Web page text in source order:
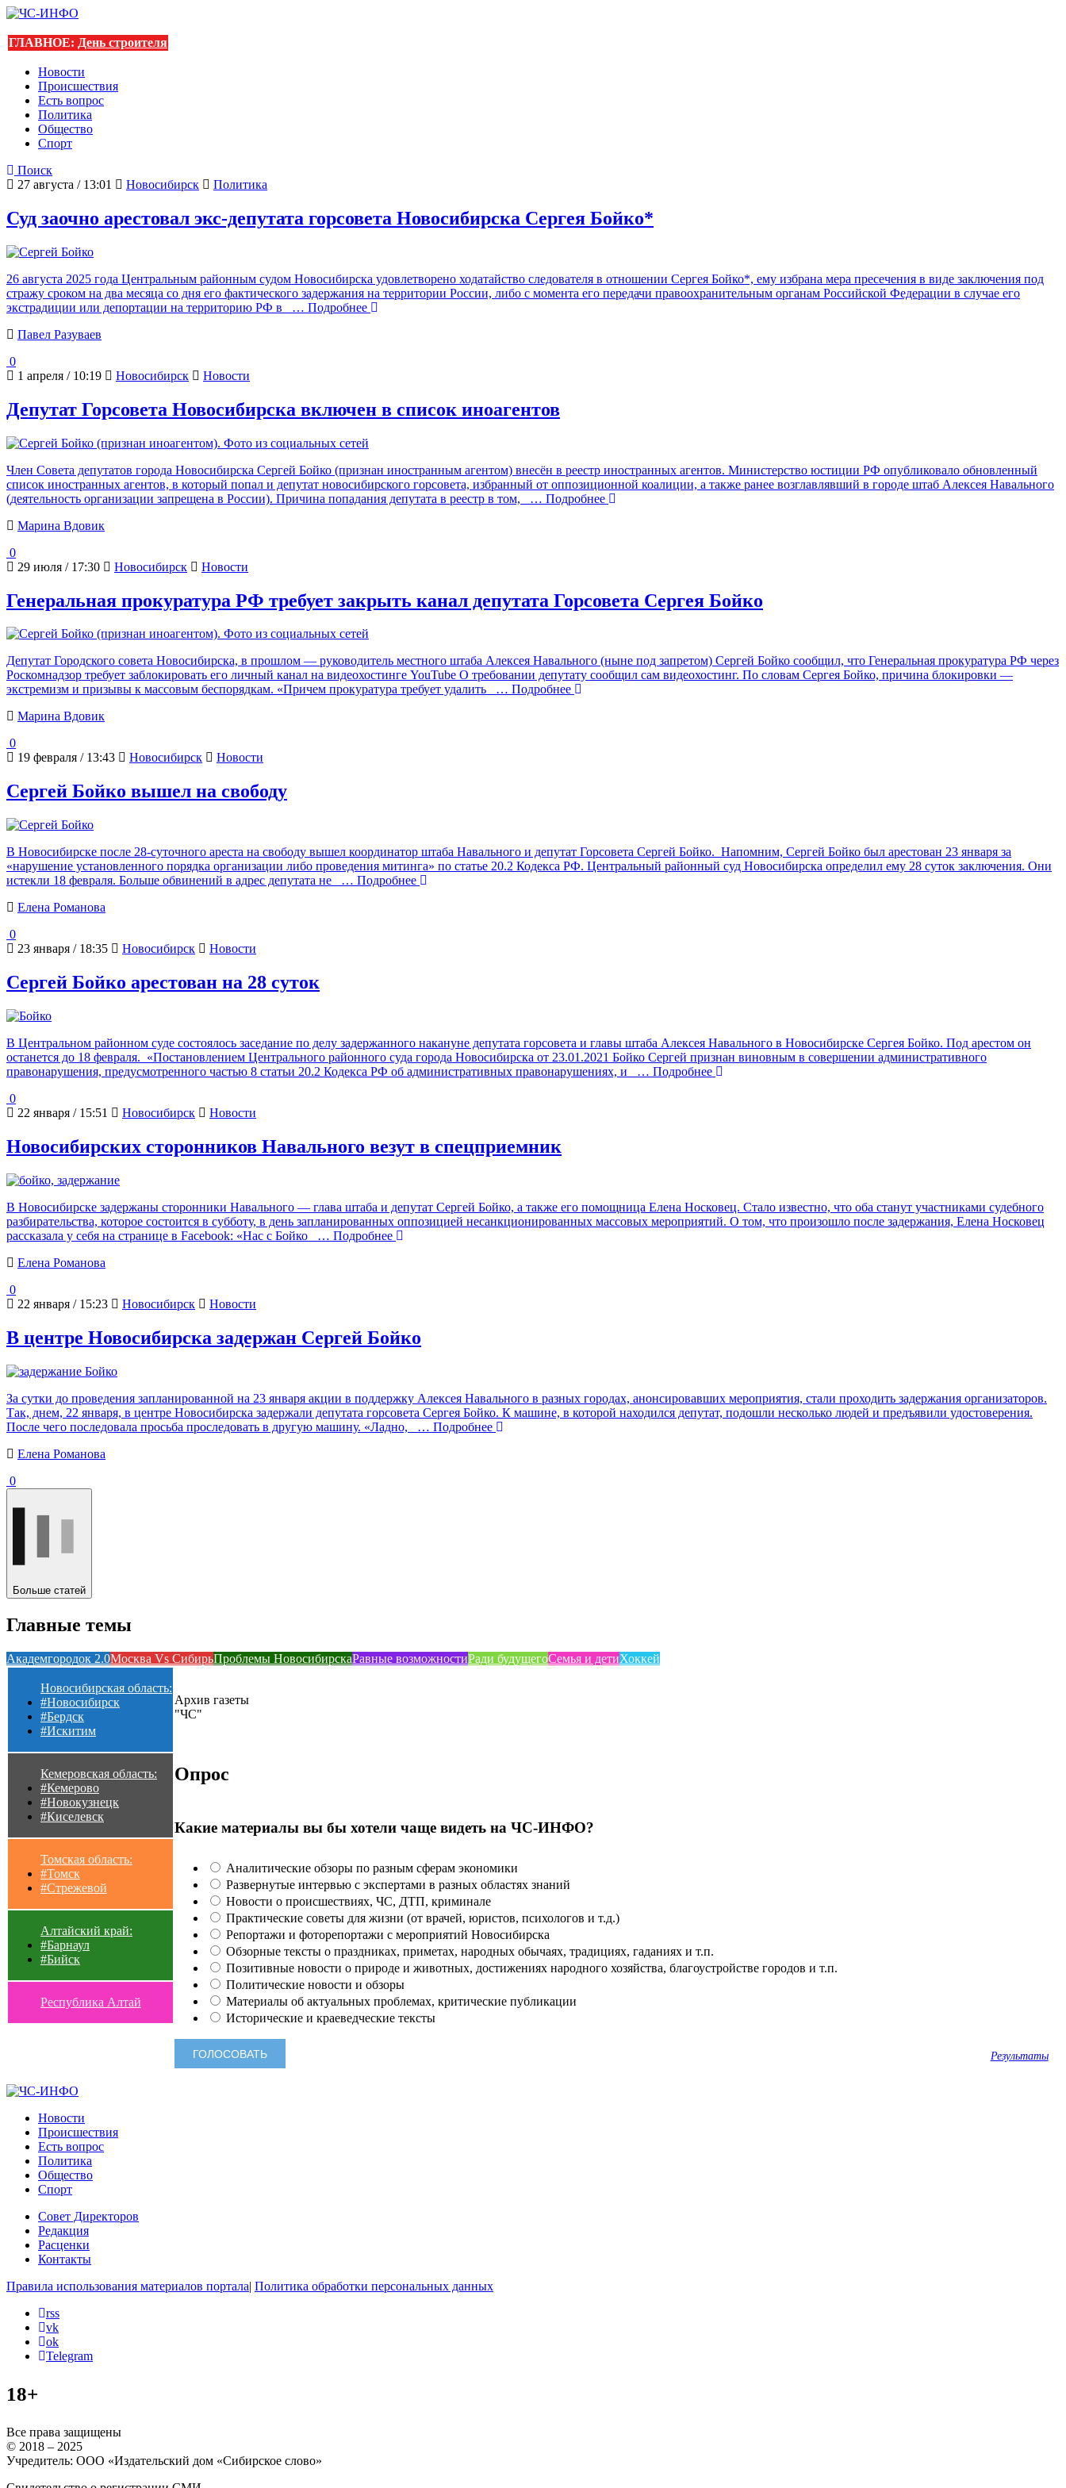
ГЛАВНОЕ: День строителя
Новости
Происшествия
Есть вопрос
Политика
Общество
Спорт
Поиск
27 августа / 13:01
Новосибирск Политика
Суд заочно арестовал экс-депутата горсовета Новосибирска Сергея Бойко*
26 августа 2025 года Центральным районным судом Новосибирска удовлетворено ходатайство следователя в отношении Сергея Бойко*, ему избрана мера пресечения в виде заключения под
стражу сроком на два месяца со дня его фактического задержания на территории России, либо с момента его передачи правоохранительным органам Российской Федерации в случае его
экстрадиции или депортации на территорию РФ в
… Подробнее
Павел Разуваев
0
1 апреля / 10:19
Новосибирск Новости
Депутат Горсовета Новосибирска включен в список иноагентов
Член Совета депутатов города Новосибирска Сергей Бойко (признан иностранным агентом) внесён в реестр иностранных агентов. Министерство юстиции РФ опубликовало обновленный
список иностранных агентов, в который попал и депутат новосибирского горсовета, избранный от оппозиционной коалиции, а также ранее возглавлявший в городе штаб Алексея Навального
(деятельность организации запрещена в России). Причина попадания депутата в реестр в том,
… Подробнее
Марина Вдовик
0
29 июля / 17:30
Новосибирск Новости
Генеральная прокуратура РФ требует закрыть канал депутата Горсовета Сергея Бойко
Депутат Городского совета Новосибирска, в прошлом — руководитель местного штаба Алексея Навального (ныне под запретом) Сергей Бойко сообщил, что Генеральная прокуратура РФ через
Роскомнадзор требует заблокировать его личный канал на видеохостинге YouTube О требовании депутату сообщил сам видеохостинг. По словам Сергея Бойко, причина блокировки —
экстремизм и призывы к массовым беспорядкам. «Причем прокуратура требует удалить
… Подробнее
Марина Вдовик
0
19 февраля / 13:43
Новосибирск Новости
Сергей Бойко вышел на свободу
В Новосибирске после 28-суточного ареста на свободу вышел координатор штаба Навального и депутат Горсовета Сергей Бойко. Напомним, Сергей Бойко был арестован 23 января за
«нарушение установленного порядка организации либо проведения митинга» по статье 20.2 Кодекса РФ. Центральный районный суд Новосибирска определил ему 28 суток заключения. Они
истекли 18 февраля. Больше обвинений в адрес депутата не
… Подробнее
Елена Романова
0
23 января / 18:35
Новосибирск Новости
Сергей Бойко арестован на 28 суток
В Центральном районном суде состоялось заседание по делу задержанного накануне депутата горсовета и главы штаба Алексея Навального в Новосибирске Сергея Бойко. Под арестом он
останется до 18 февраля. «Постановлением Центрального районного суда города Новосибирска от 23.01.2021 Бойко Сергей признан виновным в совершении административного
правонарушения, предусмотренного частью 8 статьи 20.2 Кодекса РФ об административных правонарушениях, и
… Подробнее
0
22 января / 15:51
Новосибирск Новости
Новосибирских сторонников Навального везут в спецприемник
В Новосибирске задержаны сторонники Навального — глава штаба и депутат Сергей Бойко, а также его помощница Елена Носковец. Стало известно, что оба станут участниками судебного
разбирательства, которое состоится в субботу, в день запланированных оппозицией несанкционированных массовых мероприятий. О том, что произошло после задержания, Елена Носковец
рассказала у себя на странице в Facebook: «Нас с Бойко
… Подробнее
Елена Романова
0
22 января / 15:23
Новосибирск Новости
В центре Новосибирска задержан Сергей Бойко
За сутки до проведения запланированной на 23 января акции в поддержку Алексея Навального в разных городах, анонсировавших мероприятия, стали проходить задержания организаторов.
Так, днем, 22 января, в центре Новосибирска задержали депутата горсовета Сергея Бойко. К машине, в которой находился депутат, подошли несколько людей и предъявили удостоверения.
После чего последовала просьба проследовать в другую машину. «Ладно,
… Подробнее
Елена Романова
0
Больше статей
Главные темы
Академгородок 2.0Москва Vs СибирьПроблемы НовосибирскаРавные возможностиРади будущегоСемья и детиХоккей
Новосибирская область:
#Новосибирск
#Бердск
#Искитим
Кемеровская область:
#Кемерово
#Новокузнецк
#Киселевск
Томская область:
#Томск
#Стрежевой
Алтайский край:
#Барнаул
#Бийск
Республика Алтай
Архив газеты
"ЧС"
Опрос
Какие материалы вы бы хотели чаще видеть на ЧС-ИНФО?
Аналитические обзоры по разным сферам экономики
Развернутые интервью с экспертами в разных областях знаний
Новости о происшествиях, ЧС, ДТП, криминале
Практические советы для жизни (от врачей, юристов, психологов и т.д.)
Репортажи и фоторепортажи с мероприятий Новосибирска
Обзорные тексты о праздниках, приметах, народных обычаях, традициях, гаданиях и т.п.
Позитивные новости о природе и животных, достижениях народного хозяйства, благоустройстве городов и т.п.
Политические новости и обзоры
Материалы об актуальных проблемах, критические публикации
Исторические и краеведческие тексты
Результаты
Новости
Происшествия
Есть вопрос
Политика
Общество
Спорт
Совет Директоров
Редакция
Расценки
Контакты
Правила использования материалов портала| Политика обработки персональных данных
rss
vk
ok
Telegram
18+
Все права защищены
© 2018 – 2025
Учредитель: ООО «Издательский дом «Сибирское слово»